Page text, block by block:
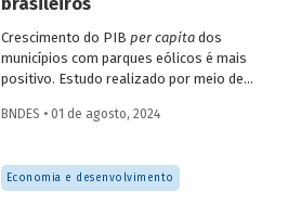
Crescimento do PIB per capitados
municípios com parques eólicos é mais
positivo. Estudo realizado por meio de
resultados mais significativos dois a três
dispersão posterior.
BNDES • 01 de agosto, 2024
Economia e desenvolvimento